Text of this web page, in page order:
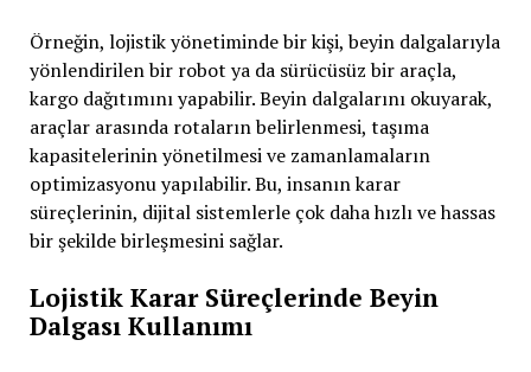
Örneğin, lojistik yönetiminde bir kişi, beyin dalgalarıyla
yönlendirilen bir robot ya da sürücüsüz bir araçla,
kargo dağıtımını yapabilir. Beyin dalgalarını okuyarak,
araçlar arasında rotaların belirlenmesi, taşıma
kapasitelerinin yönetilmesi ve zamanlamaların
optimizasyonu yapılabilir. Bu, insanın karar
süreçlerinin, dijital sistemlerle çok daha hızlı ve hassas
bir şekilde birleşmesini sağlar.
Lojistik Karar Süreçlerinde Beyin
Dalgası Kullanımı